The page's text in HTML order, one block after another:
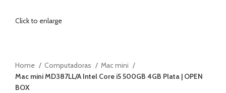
Click to enlarge
Home Computadoras
Mac mini
Mac mini MD387LL/A Intel Core i5 500GB 4GB Plata | OPEN
BOX